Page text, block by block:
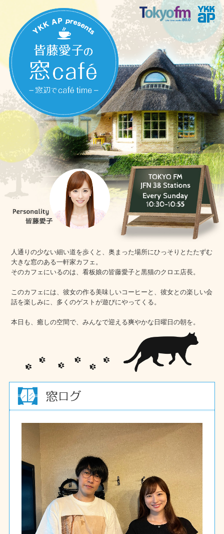
人通りの少ない細い道を歩くと、奥まった場所にひっそりとたたずむ
大きな窓のある一軒家カフェ。
そのカフェにいるのは、看板娘の皆藤愛子と黒猫のクロエ店長。
このカフェには、彼女の作る美味しいコーヒーと、彼女との楽しい会
話を楽しみに、多くのゲストが遊びにやってくる。
本日も、癒しの空間で、みんなで迎える爽やかな日曜日の朝を。